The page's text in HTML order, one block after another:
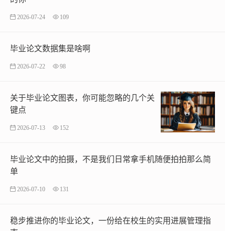
2026-07-24 109
毕业论文数据集是啥啊
2026-07-22 98
关于毕业论文图表，你可能忽略的几个关
键点
2026-07-13 152
毕业论文中的拍摄，不是我们日常拿手机随便拍拍那么简
单
2026-07-10 131
稳步推进你的毕业论文，一份给在校生的实用进展管理指